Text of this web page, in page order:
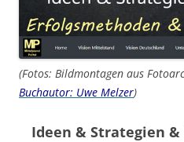
(Fotos: Bildmontagen aus
Buchautor: Uwe Melzer)
Ideen & Strategien